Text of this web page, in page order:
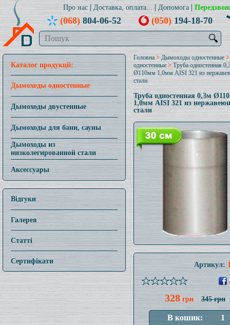
Про нас Доставка, оплата... Допомога
(068)804-06-52 (050)194-18-70
🔍
Каталог продукції:
Дымоходы одностенные
Дымоходы двустенные
Дымоходы для бани, сауны
Дымоходы из
низколегированной стали
Аксессуары
Відгуки
Галерея
Статті
Сертифікати
Головна > Дымоходы одностенные
одностенные >Труба одностенная
Ø110мм 1,0мм AISI 321 из
стали
Труба одностенная 0,3м
1,0мм AISI 321 из
стали
Артикул:
328 грн 345 грн